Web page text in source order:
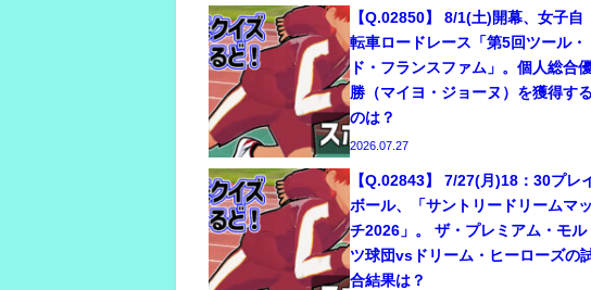
【Q.02850】 8/1(土)開幕、女子自
転車ロードレース「第5回ツール・
ド・フランスファム」。個人総合
勝（マイヨ・ジョーヌ）を獲得する
のは？
2026.07.27
【Q.02843】 7/27(月)18：30プレ
ボール、「サントリードリームマッ
チ2026」。 ザ・プレミアム・モル
ツ球団vsドリーム・ヒーローズの
合結果は？